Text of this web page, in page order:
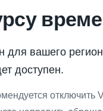
для вашего
доступен.
отключить